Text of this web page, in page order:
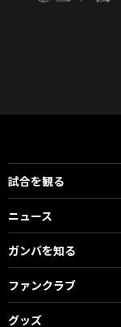
試合を観る
ニュース
ガンバを知る
ファンクラブ
グッズ